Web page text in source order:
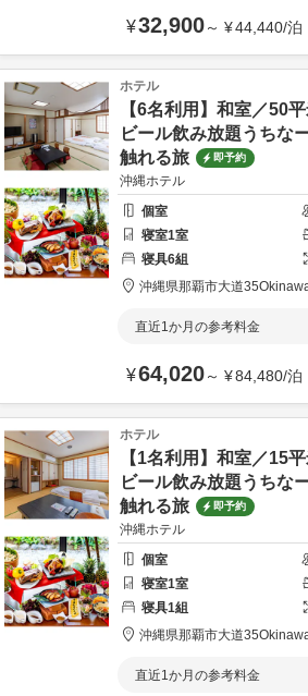
¥32,900～ ¥44,440/泊
ホテル
【6名利用】和室／50
ビール飲み放題うちな
触れる旅
即予約
沖縄ホテル
個室
寝室1室
寝具6組
沖縄県那覇市大道35
直近1か月の参考料金
¥64,020～ ¥84,480/泊
ホテル
【1名利用】和室／15
ビール飲み放題うちな
触れる旅
即予約
沖縄ホテル
個室
寝室1室
寝具1組
沖縄県那覇市大道35
直近1か月の参考料金